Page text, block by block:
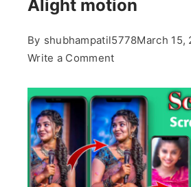
Alight motion
By shubhampatil5778March 15,
Write a Commenton
moving
video
editing
Alight
motion